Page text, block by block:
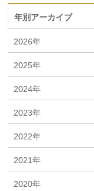
年別アーカイブ
2026年
2025年
2024年
2023年
2022年
2021年
2020年